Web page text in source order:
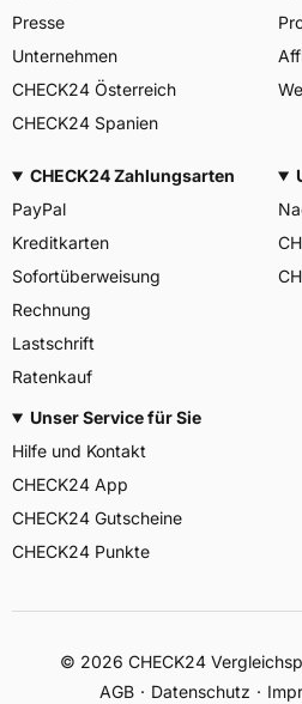
Presse
Unternehmen
CHECK24 Österreich
CHECK24 Spanien
CHECK24 Zahlungsarten
PayPal
Kreditkarten
Sofortüberweisung
Rechnung
Lastschrift
Ratenkauf
Unser Service für Sie
Hilfe und Kontakt
CHECK24 App
CHECK24 Gutscheine
CHECK24 Punkte
© 2026 CHECK24
AGB
Datenschutz